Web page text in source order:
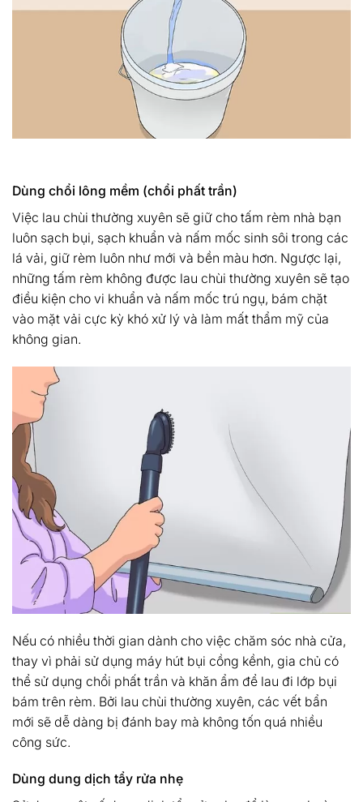
Dùng chổi lông mềm (chổi phất trần)
Việc lau chùi thường xuyên sẽ giữ cho tấm rèm nhà bạn
luôn sạch bụi, sạch khuẩn và nấm mốc sinh sôi trong các
lá vải, giữ rèm luôn như mới và bền màu hơn. Ngược lại,
những tấm rèm không được lau chùi thường xuyên sẽ tạo
điều kiện cho vi khuẩn và nấm mốc trú ngụ, bám chặt
vào mặt vải cực kỳ khó xử lý và làm mất thẩm mỹ của
không gian.
Nếu có nhiều thời gian dành cho việc chăm sóc nhà cửa,
thay vì phải sử dụng máy hút bụi cồng kềnh, gia chủ có
thể sử dụng chổi phất trần và khăn ẩm để lau đi lớp bụi
bám trên rèm. Bởi lau chùi thường xuyên, các vết bẩn
mới sẽ dễ dàng bị đánh bay mà không tốn quá nhiều
công sức.
Dùng dung dịch tẩy rửa nhẹ